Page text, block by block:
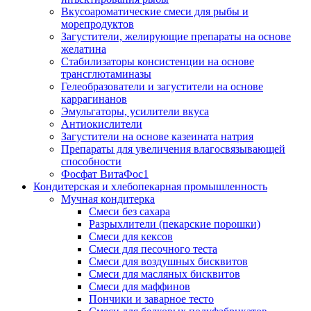
Вкусоароматические смеси для рыбы и
морепродуктов
Загустители, желирующие препараты на основе
желатина
Стабилизаторы консистенции на основе
трансглютаминазы
Гелеобразователи и загустители на основе
каррагинанов
Эмульгаторы, усилители вкуса
Антиокислители
Загустители на основе казеината натрия
Препараты для увеличения влагосвязывающей
способности
Фосфат ВитаФос1
Кондитерская и хлебопекарная промышленность
Мучная кондитерка
Смеси без сахара
Разрыхлители (пекарские порошки)
Смеси для кексов
Смеси для песочного теста
Смеси для воздушных бисквитов
Смеси для масляных бисквитов
Смеси для маффинов
Пончики и заварное тесто